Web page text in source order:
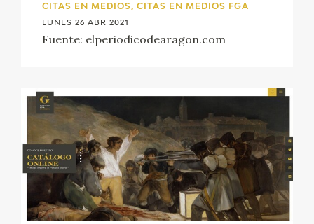
EDICIONES
PUBLICACIONES
TIENDA ONLINE
CITAS EN MEDIOS, CITAS EN MEDIOS FGA
LUNES 26 ABR 2021
Fuente: elperiodicodearagon.com